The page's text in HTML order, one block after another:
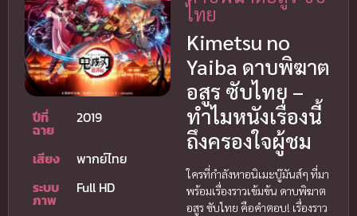
ปีที่
ฉาย
2019
เสียง
พากย์ไทย
ระบบ
ภาพ
Full HD
ไทย
Kimetsu no
Yaiba ดาบพิฆาต
อสูร ซับไทย –
ทำไมหนังเรื่องนี้
ถึงครองใจผู้ชม
ใครที่กำลังหาอนิเมะบู๊มันส์ๆ ที่มา
พร้อมเรื่องราวเข้มข้น ดาบพิฆาต
อสูร ซับไทย คือคำตอบ! เรื่องราว